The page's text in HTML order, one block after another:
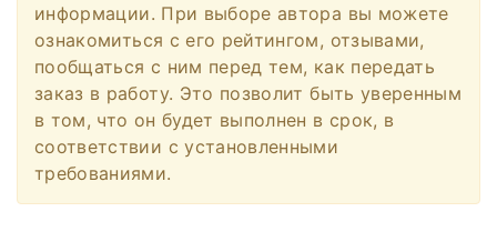
информации. При выборе автора вы можете
ознакомиться с его рейтингом, отзывами,
пообщаться с ним перед тем, как передать
заказ в работу. Это позволит быть уверенным
в том, что он будет выполнен в срок, в
соответствии с установленными
требованиями.